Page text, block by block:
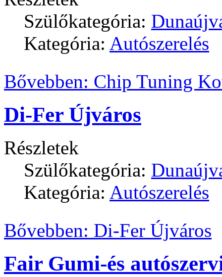
Szülőkategória:
Kategória: Autószerelés
Bővebben: Chip Tuning
Di-Fer Újváros
Részletek
Szülőkategória:
Kategória: Autószerelés
Bővebben: Di-Fer Újváros
Fair Gumi-és